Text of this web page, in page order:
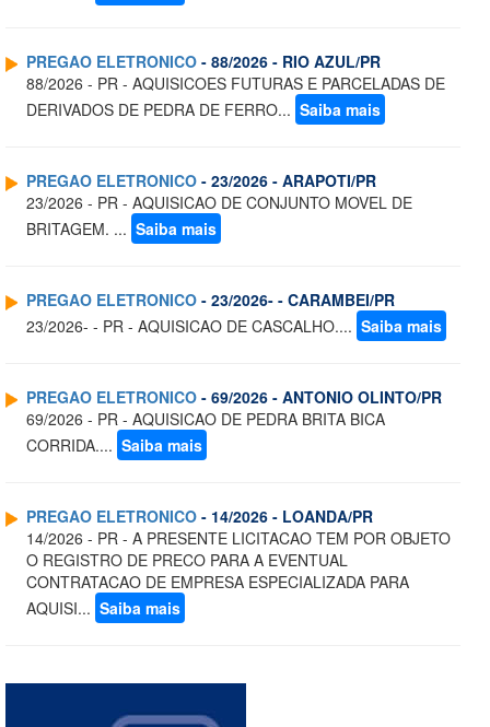
PREGAO ELETRONICO - 88/2026 - RIO AZUL/PR
88/2026 - PR - AQUISICOES FUTURAS E PARCELADAS DE
DERIVADOS DE PEDRA DE FERRO... Saiba mais
PREGAO ELETRONICO - 23/2026 - ARAPOTI/PR
23/2026 - PR - AQUISICAO DE CONJUNTO MOVEL DE
BRITAGEM. ... Saiba mais
PREGAO ELETRONICO - 23/2026- - CARAMBEI/PR
23/2026- - PR - AQUISICAO DE CASCALHO.... Saiba mais
PREGAO ELETRONICO - 69/2026 - ANTONIO OLINTO/PR
69/2026 - PR - AQUISICAO DE PEDRA BRITA BICA
CORRIDA.... Saiba mais
PREGAO ELETRONICO - 14/2026 - LOANDA/PR
14/2026 - PR - A PRESENTE LICITACAO TEM POR OBJETO
O REGISTRO DE PRECO PARA A EVENTUAL
CONTRATACAO DE EMPRESA ESPECIALIZADA PARA
AQUISI... Saiba mais